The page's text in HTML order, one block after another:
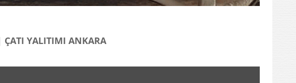
ÇATI YALITIMI ANKARA